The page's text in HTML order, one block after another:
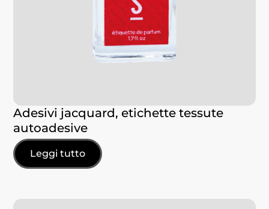
Adesivi jacquard, etichette tessute
autoadesive
Leggi tutto